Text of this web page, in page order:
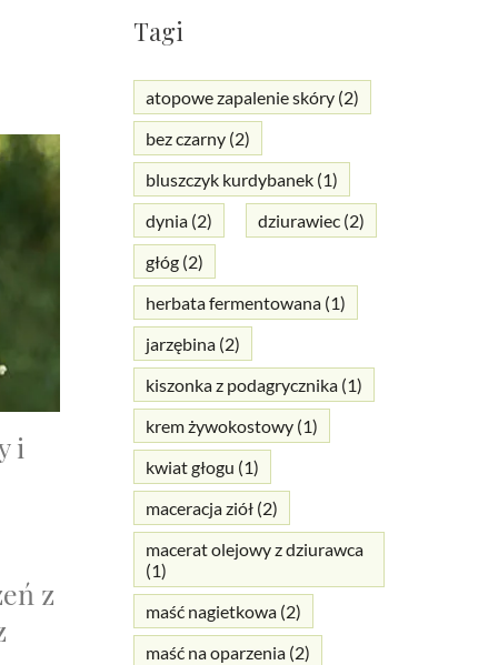
i
z
Tagi
atopowe zapalenie skóry(2)
bez czarny(2)
bluszczyk kurdybanek(1)
dynia(2) dziurawiec(2)
głóg(2)
herbata fermentowana(1)
jarzębina(2)
kiszonka z podagrycznika(1)
krem żywokostowy(1)
kwiat głogu (1)
maceracja ziół(2)
macerat olejowy z dziurawca
(1)
maść nagietkowa(2)
maść na oparzenia(2)